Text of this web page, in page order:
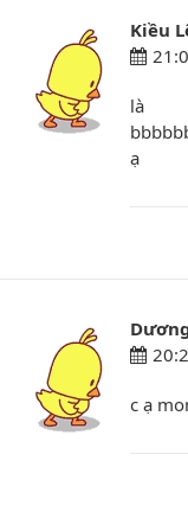
Kiều
là
ạ
c ạ